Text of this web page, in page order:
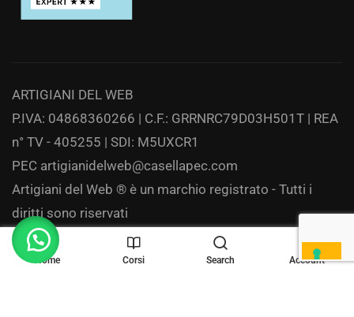
ARTIGIANI DEL WEB
P.IVA: 04868360266 | C.F.: GRRNRC79D03H501T | REA
n° TV - 405255 | SDI: M5UXCR1
PEC artigianidelweb@casellapec.com
Artigiani del Web ® è un marchio registrato - Tutti i
diritti sono riservati
Privacy
Home Corsi Search Account